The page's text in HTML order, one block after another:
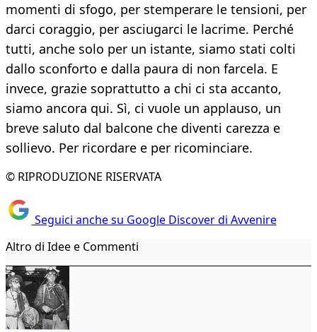
momenti di sfogo, per stemperare le tensioni, per
darci coraggio, per asciugarci le lacrime. Perché
tutti, anche solo per un istante, siamo stati colti
dallo sconforto e dalla paura di non farcela. E
invece, grazie soprattutto a chi ci sta accanto,
siamo ancora qui. Sì, ci vuole un applauso, un
breve saluto dal balcone che diventi carezza e
sollievo. Per ricordare e per ricominciare.
© RIPRODUZIONE RISERVATA
Seguici anche su Google Discover di Avvenire
Altro di Idee e Commenti